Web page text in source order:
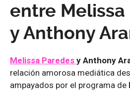
entre Melissa
y Anthony
Melissa Paredes y Anthony
relación amorosa mediática
ampayados por el programa de